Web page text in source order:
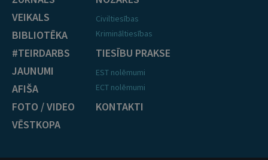
VEIKALS
BIBLIOTĒKA
#TEIRDARBS
JAUNUMI
AFIŠA
FOTO / VIDEO
VĒSTKOPA
Civiltiesības
Krimināltiesības
TIESĪBU PRAKSE
EST nolēmumi
ECT nolēmumi
KONTAKTI